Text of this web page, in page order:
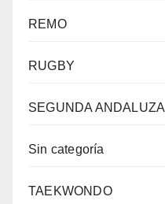
REMO
RUGBY
SEGUNDA ANDALUZA
Sin categoría
TAEKWONDO